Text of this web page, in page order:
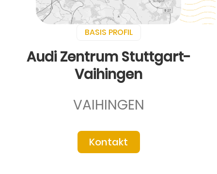
BASIS PROFIL
Audi Zentrum Stuttgart-
Vaihingen
VAIHINGEN
Kontakt